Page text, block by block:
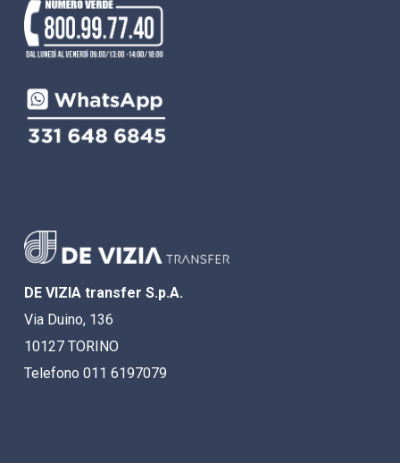
DE VIZIA transfer S.p.A.
Via Duino, 136
10127 TORINO
Telefono 011 6197079